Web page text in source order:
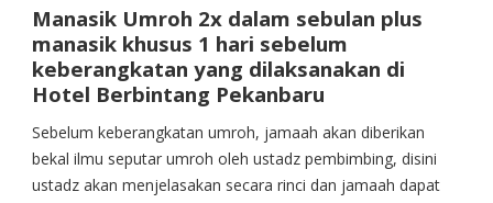
Manasik Umroh 2x dalam sebulan plus
manasik khusus 1 hari sebelum
keberangkatan yang dilaksanakan di
Hotel Berbintang Pekanbaru
Sebelum keberangkatan umroh, jamaah akan diberikan
bekal ilmu seputar umroh oleh ustadz pembimbing, disini
ustadz akan menjelasakan secara rinci dan jamaah dapat